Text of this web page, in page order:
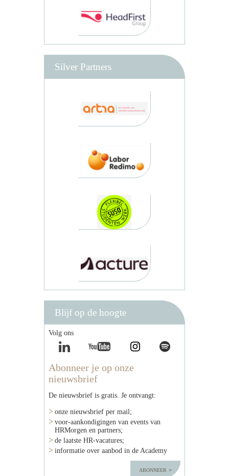
Silver Partners
Blijf op de hoogte
Volg ons
Abonneer je op onze
nieuwsbrief
De nieuwsbrief is gratis. Je ontvangt:
onze nieuwsbrief per mail;
voor-aankondigingen van events van
HRMorgen en partners;
de laatste HR-vacatures;
informatie over aanbod in de Academy
abonneer